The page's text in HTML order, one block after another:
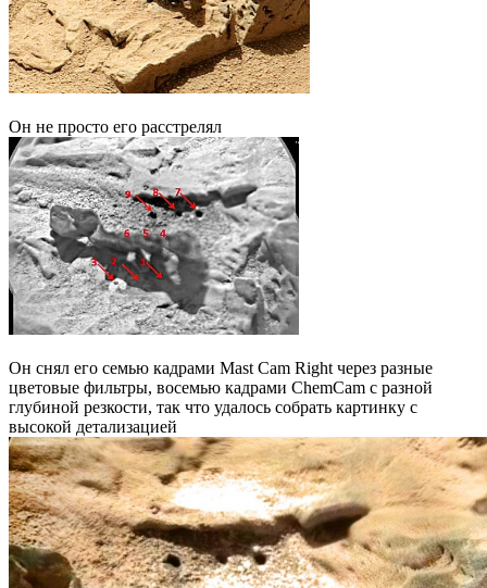
Он не просто его расстрелял
Он снял его семью кадрами Mast Cam Right через разные
цветовые фильтры, восемью кадрами ChemCam с разной
глубиной резкости, так что удалось собрать картинку с
высокой детализацией